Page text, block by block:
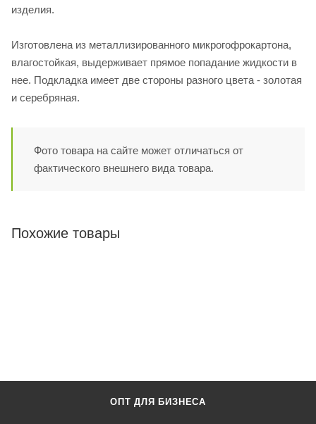
изделия.
Изготовлена из металлизированного микрогофрокартона,
влагостойкая, выдерживает прямое попадание жидкости в
нее. Подкладка имеет две стороны разного цвета - золотая
и серебряная.
Фото товара на сайте может отличаться от
фактического внешнего вида товара.
Похожие товары
ОПТ ДЛЯ БИЗНЕСА